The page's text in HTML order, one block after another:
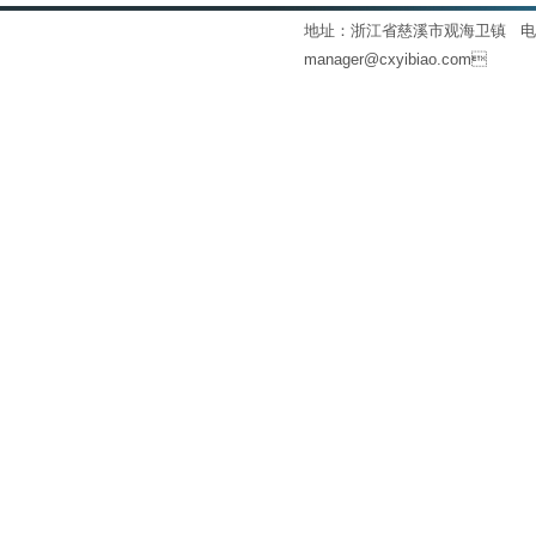
地址：浙江省慈溪市观海卫镇